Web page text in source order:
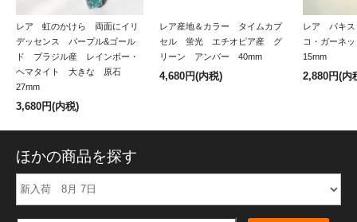
レア 虹のかけら 両面にイリ
デッセンス パープル&ゴール
ド ブラジル産 レインボー・
ヘマタイト 大きな 原石
27mm
3,680円(内税)
レア産地＆カラー タイムカプ
セル 蛍光 エチオピア産 グ
リーン アンバー 40mm
4,680円(内税)
レア パキ
コ・ガーネ
15mm
2,880円(内
ほかの商品を探す